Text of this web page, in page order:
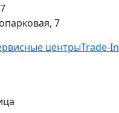
7
центрыTrade-In